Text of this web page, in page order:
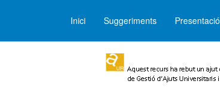
Inici Suggeriments Presentació